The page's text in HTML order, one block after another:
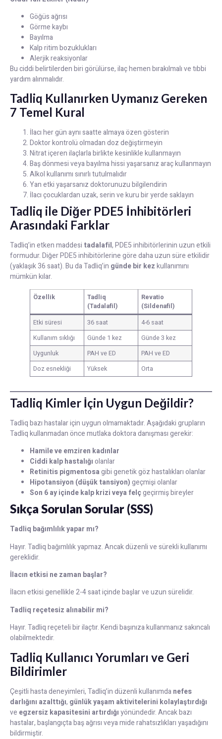
Göğüs ağrısı
Görme kaybı
Bayılma
Kalp ritim bozuklukları
Alerjik reaksiyonlar
Bu ciddi belirtilerden biri görülürse, ilaç hemen bırakılmalı ve tıbbi
yardım alınmalıdır.
Tadliq Kullanırken Uymanız Gereken
7 Temel Kural
İlacı her gün aynı saatte almaya özen gösterin
Doktor kontrolü olmadan doz değiştirmeyin
Nitrat içeren ilaçlarla birlikte kesinlikle kullanmayın
Baş dönmesi veya bayılma hissi yaşarsanız araç kullanmayın
Alkol kullanımı sınırlı tutulmalıdır
Yan etki yaşarsanız doktorunuzu bilgilendirin
İlacı çocuklardan uzak, serin ve kuru bir yerde saklayın
Tadliq ile Diğer PDE5 İnhibitörleri
Arasındaki Farklar
Tadliq’in etken maddesi tadalafil, PDE5 inhibitörlerinin uzun etkili
formudur. Diğer PDE5 inhibitörlerine göre daha uzun süre etkilidir
(yaklaşık 36 saat). Bu da Tadliq’in günde bir kezkullanımını
mümkün kılar.
Özellik
Tadliq
(Tadalafil)
Revatio
(Sildenafil)
Etki süresi
36 saat
4-6 saat
Kullanım sıklığı
Günde 1 kez
Günde 3 kez
Uygunluk
PAH ve ED
PAH ve ED
Doz esnekliği
Yüksek Orta
Tadliq Kimler İçin Uygun Değildir?
Tadliq bazı hastalar için uygun olmamaktadır. Aşağıdaki grupların
Tadliq kullanmadan önce mutlaka doktora danışması gerekir:
Hamile ve emziren kadınlar
Ciddi kalp hastalığıolanlar
Retinitis pigmentosagibi genetik göz hastalıkları olanlar
Hipotansiyon (düşük tansiyon)geçmişi olanlar
Son 6 ay içinde kalp krizi veya felçgeçirmiş bireyler
Sıkça Sorulan Sorular (SSS)
Tadliq bağımlılık yapar mı?
Hayır. Tadliq bağımlılık yapmaz. Ancak düzenli ve sürekli kullanımı
gereklidir.
İlacın etkisi ne zaman başlar?
İlacın etkisi genellikle 2-4 saat içinde başlar ve uzun sürelidir.
Tadliq reçetesiz alınabilir mi?
Hayır. Tadliq reçeteli bir ilaçtır. Kendi başınıza kullanmanız sakıncalı
olabilmektedir.
Tadliq Kullanıcı Yorumları ve Geri
Bildirimler
Çeşitli hasta deneyimleri, Tadliq’in düzenli kullanımdanefes
darlığını azalttığı, günlük yaşam aktivitelerini kolaylaştırdığı
ve egzersiz kapasitesini artırdığıyönündedir. Ancak bazı
hastalar, başlangıçta baş ağrısı veya mide rahatsızlıkları yaşadığını
bildirmiştir.